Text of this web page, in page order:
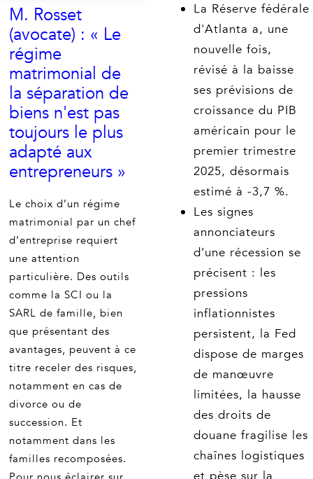
La Réserve fédérale
d'Atlanta a, une
nouvelle fois,
révisé à la baisse
ses prévisions de
croissance du PIB
américain pour le
premier trimestre
2025, désormais
estimé à -3,7 %.
Les signes
annonciateurs
d’une récession se
précisent : les
pressions
inflationnistes
persistent, la Fed
dispose de marges
de manœuvre
limitées, la hausse
des droits de
douane fragilise les
chaînes logistiques
M. Rosset
(avocate) : « Le
régime
matrimonial de
la séparation de
biens n'est pas
toujours le plus
adapté aux
entrepreneurs »
Le choix d’un régime
matrimonial par un chef
d’entreprise requiert
une attention
particulière. Des outils
comme la SCI ou la
SARL de famille, bien
que présentant des
avantages, peuvent à ce
titre receler des risques,
notamment en cas de
divorce ou de
succession. Et
notamment dans les
familles recomposées.